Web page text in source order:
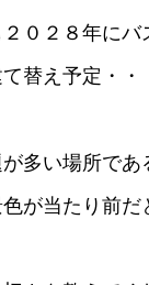
２０２８年に
替え予定・・
多い場所であ
が当たり前だ